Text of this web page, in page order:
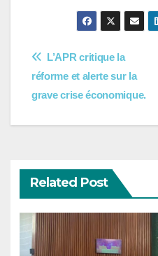
Navigation
de
l’article
L’APR critique la
réforme et alerte sur la
grave crise économique.
Related Post